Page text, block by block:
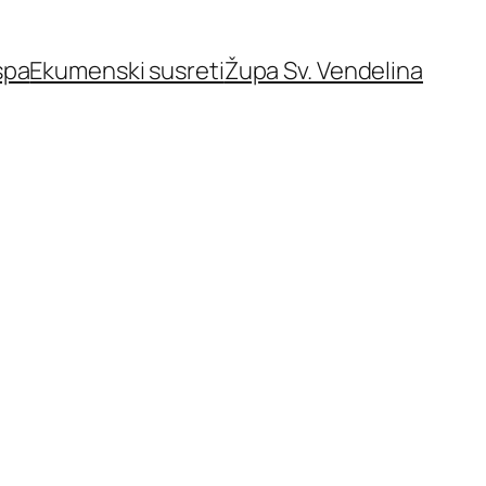
Ekumenski susretiŽupa Sv. Vendelina